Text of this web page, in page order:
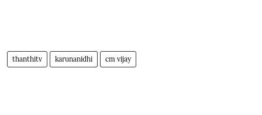
thanthitv karunanidhi cm vijay